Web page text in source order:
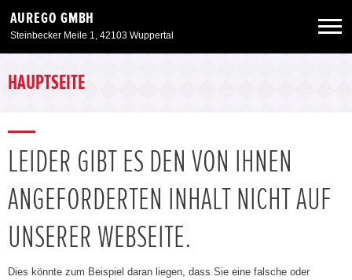
AUREGO GMBH
Steinbecker Meile 1, 42103 Wuppertal
Neuwagen
Angebote
Unser Autohaus
HAUPTSEITE
LEIDER GIBT ES DEN VON IHNEN
ANGEFORDERTEN INHALT NICHT AUF
UNSERER WEBSEITE.
Dies könnte zum Beispiel daran liegen, dass Sie eine falsche oder